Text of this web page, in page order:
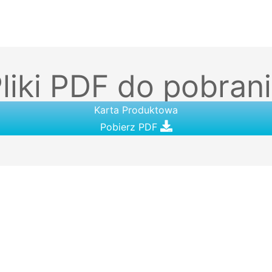
PDF do
Karta Produktowa
Pobierz PDF